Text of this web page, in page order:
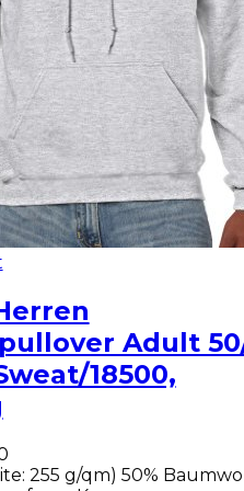
Adult
18500,
255 g/qm) 50%